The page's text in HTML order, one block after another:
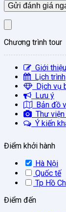
Chương trình tour
Giới thiệu
Lịch trình
Dịch vụ
Lưu ý
Bản đồ
Thư viện
Ý kiến
Điểm khởi hành
Hà Nội
Quốc tế
Tp Hồ
Điểm đến